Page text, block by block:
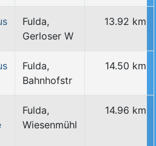
Fulda,
Gerloser W
13.92 km
Fulda,
Bahnhofstr
14.50 km
Fulda,
Wiesenmühl
14.96 km